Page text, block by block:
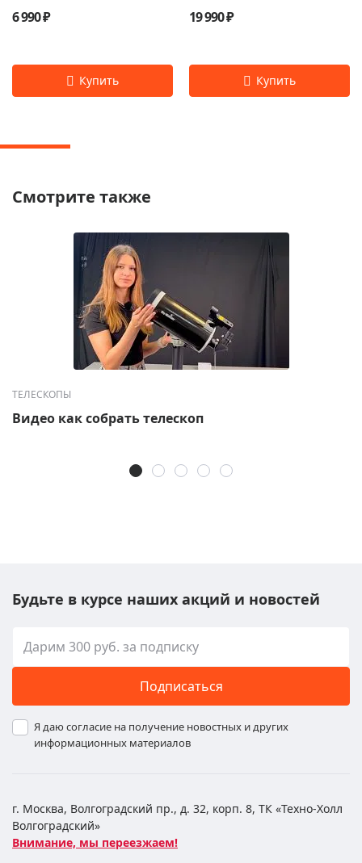
6 990 ₽ 19 990 ₽
Смотрите также
ТЕЛЕСКОПЫ
Видео как собрать телескоп
Будьте в курсе наших акций и новостей
Подписаться
Я даю согласие на получение новостных и других
информационных материалов
г. Москва, Волгоградский пр., д. 32, корп. 8, ТК «Техно-Холл
Волгоградский»
Внимание, мы переезжаем!